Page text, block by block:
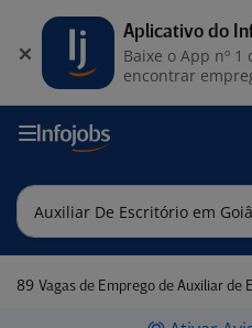
89 Vagas de Emprego de Auxiliar de
Aplicativo do
Baixe o App nº
encontrar